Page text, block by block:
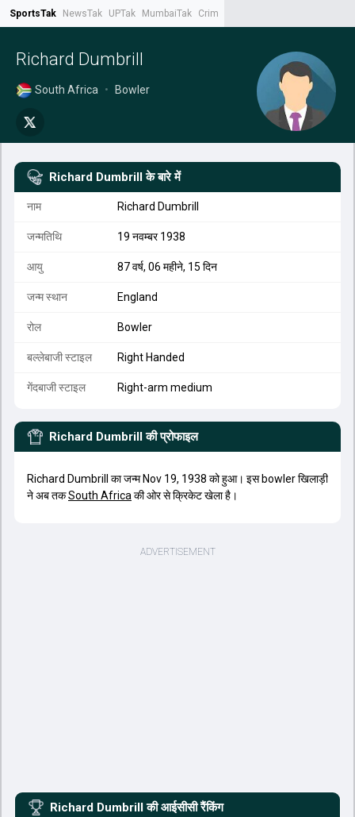
SportsTak NewsTak UPTak MumbaiTak CrimeTak
Richard Dumbrill
South Africa • Bowler
Richard Dumbrill के बारे में
नाम Richard Dumbrill
जन्मतिथि 19 नवम्बर 1938
आयु 87 वर्ष, 06 महीने, 15 दिन
जन्म स्थान England
रोल Bowler
बल्लेबाजी स्टाइल Right Handed
गेंदबाजी स्टाइल Right-arm medium
Richard Dumbrill की प्रोफाइल
Richard Dumbrill का जन्म Nov 19, 1938 को हुआ। इस bowler खिलाड़ी
ने अब तकSouth Africa की ओर से क्रिकेट खेला है।
Richard Dumbrill की आईसीसी रैंकिंग